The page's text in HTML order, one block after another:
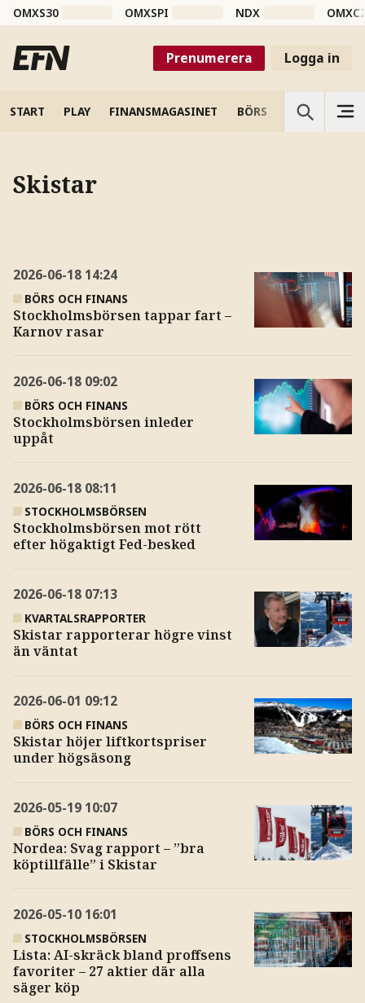
OMXS30 OMXSPI NDX
Prenumerera Logga in
START PLAY FINANSMAGASINET BÖRS VETENSKAP
Skistar
2026-06-18 14:24
BÖRS OCH FINANS
Stockholmsbörsen tappar fart –
Karnov rasar
2026-06-18 09:02
BÖRS OCH FINANS
Stockholmsbörsen inleder
uppåt
2026-06-18 08:11
STOCKHOLMSBÖRSEN
Stockholmsbörsen mot rött
efter högaktigt Fed-besked
2026-06-18 07:13
KVARTALSRAPPORTER
Skistar rapporterar högre vinst
än väntat
2026-06-01 09:12
BÖRS OCH FINANS
Skistar höjer liftkortspriser
under högsäsong
2026-05-19 10:07
BÖRS OCH FINANS
Nordea: Svag rapport – ”bra
köptillfälle” i Skistar
2026-05-10 16:01
STOCKHOLMSBÖRSEN
Lista: AI-skräck bland proffsens
favoriter – 27 aktier där alla
säger köp